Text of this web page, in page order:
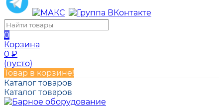
0
Корзина
0 ₽
(пусто)
Товар в корзине!
Каталог товаров
Каталог товаров